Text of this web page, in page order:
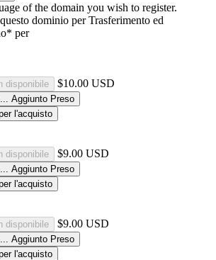
of the domain you wish to register.
dominio per Trasferimento ed
per
disponibile $10.00 USD
Aggiunto Preso
l'acquisto
disponibile $9.00 USD
Aggiunto Preso
l'acquisto
disponibile $9.00 USD
Aggiunto Preso
l'acquisto